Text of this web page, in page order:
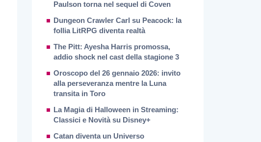
Paulson torna nel sequel di Coven
Dungeon Crawler Carl su Peacock: la
follia LitRPG diventa realtà
The Pitt: Ayesha Harris promossa,
addio shock nel cast della stagione 3
Oroscopo del 26 gennaio 2026: invito
alla perseveranza mentre la Luna
transita in Toro
La Magia di Halloween in Streaming:
Classici e Novità su Disney+
Catan diventa un Universo